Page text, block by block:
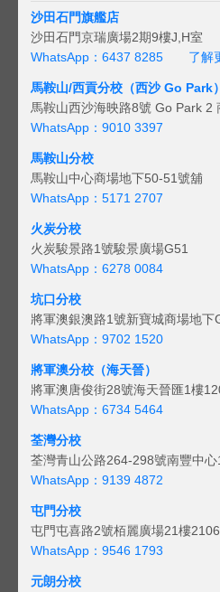
沙田石門旗艦店
沙田石門京瑞廣場2期9樓J,H室
WhatsApp：6437 8285
了解
馬鞍山/西貢分校（西沙 Go Park）
馬鞍山西沙海映路8號 Go Park 2
WhatsApp：9010 3397
馬鞍山分校
馬鞍山中心商場地下50-51號舖
WhatsApp：5171 2707
火炭分校
火炭駿景路1號駿景廣場G51
WhatsApp：6278 0084
坑口分校
將軍澳銀澳路1號新寶城商場地下
WhatsApp：9702 1520
將軍澳分校（海天晉）
將軍澳唐俊街28號海天晉匯1樓
WhatsApp：6734 5464
荃灣分校
荃灣青山公路264-298號南豐中
WhatsApp：9139 4872
屯門分校
屯門屯喜路2號栢麗廣場21樓2106
WhatsApp：9546 1793
元朗分校